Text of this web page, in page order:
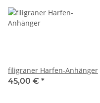
filigraner Harfen-Anhänger
45,00 € *